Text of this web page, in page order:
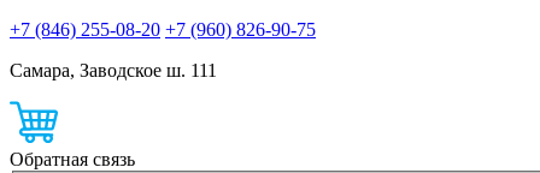
+7 (846) 255-08-20 +7 (960) 826-90-75
Самара, Заводское ш. 111
Обратная связь